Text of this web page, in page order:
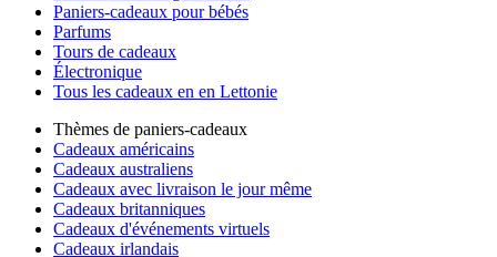
Paniers-cadeaux pour bébés
Parfums
Tours de cadeaux
Électronique
Tous les cadeaux en en Lettonie
Thèmes de paniers-cadeaux
Cadeaux américains
Cadeaux australiens
Cadeaux avec livraison le jour même
Cadeaux britanniques
Cadeaux d'événements virtuels
Cadeaux irlandais